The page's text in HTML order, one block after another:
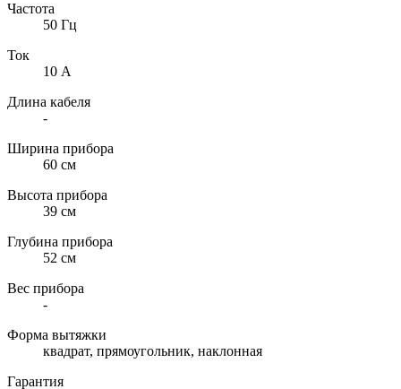
Частота
50 Гц
Ток
10 А
Длина кабеля
-
Ширина прибора
60 см
Высота прибора
39 см
Глубина прибора
52 см
Вес прибора
-
Форма вытяжки
квадрат, прямоугольник, наклонная
Гарантия